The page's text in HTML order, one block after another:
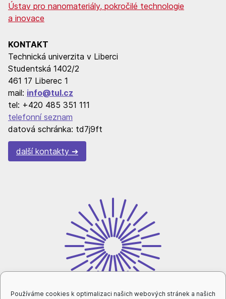
Používáme cookies k optimalizaci našich webových stránek a našich
Ústav pro nanomateriály, pokročilé technologie
a inovace
KONTAKT
Technická univerzita v Liberci
Studentská 1402/2
461 17 Liberec 1
mail: info@tul.cz
tel: +420 485 351 111
telefonní seznam
datová schránka: td7j9ft
další kontakty